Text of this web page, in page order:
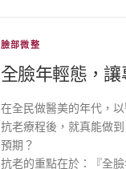
臉部微整
全臉年輕態，讓
在全民做醫美的年代，
抗老療程後，就真能做
預期？
抗老的重點在於：『全